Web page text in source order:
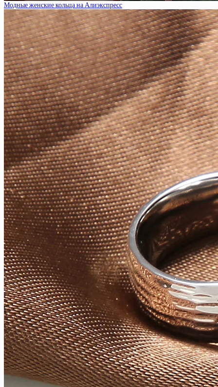
Модные женские кольца на Алиэкспресс